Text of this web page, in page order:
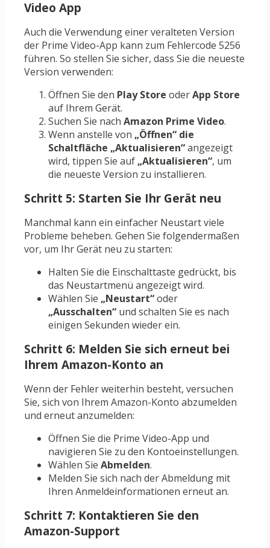
Video App
Auch die Verwendung einer veralteten Version
der Prime Video-App kann zum Fehlercode 5256
führen. So stellen Sie sicher, dass Sie die neueste
Version verwenden:
Öffnen Sie den Play Store oderApp Store
auf Ihrem Gerät.
Suchen Sie nach Amazon Prime Video.
Wenn anstelle von „Öffnen“ die
Schaltfläche „Aktualisieren“angezeigt
wird, tippen Sie auf „Aktualisieren“, um
die neueste Version zu installieren.
Schritt 5: Starten Sie Ihr Gerät neu
Manchmal kann ein einfacher Neustart viele
Probleme beheben. Gehen Sie folgendermaßen
vor, um Ihr Gerät neu zu starten:
Halten Sie die Einschalttaste gedrückt, bis
das Neustartmenü angezeigt wird.
Wählen Sie „Neustart“oder
„Ausschalten“ und schalten Sie es nach
einigen Sekunden wieder ein.
Schritt 6: Melden Sie sich erneut bei
Ihrem Amazon-Konto an
Wenn der Fehler weiterhin besteht, versuchen
Sie, sich von Ihrem Amazon-Konto abzumelden
und erneut anzumelden:
Öffnen Sie die Prime Video-App und
navigieren Sie zu den Kontoeinstellungen.
Wählen Sie Abmelden.
Melden Sie sich nach der Abmeldung mit
Ihren Anmeldeinformationen erneut an.
Schritt 7: Kontaktieren Sie den
Amazon-Support